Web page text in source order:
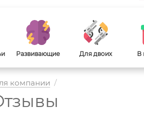
Развивающие Для двоих В
компании /